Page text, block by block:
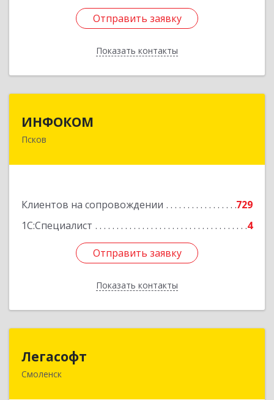
Отправить заявку
Показать контакты
Отправить заявку
Назад
ИНФОКОМ
Псков
Клиентов на сопровождении
729
1С:Специалист
4
Отправить заявку
Показать контакты
180000, Псковская обл, Псков г, Советская ул,
Отправить заявку
Назад
Легасофт
Смоленск214018, Смоленская обл, Смоленск г, Ново-